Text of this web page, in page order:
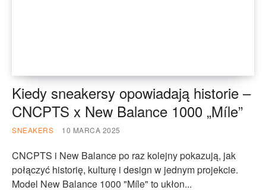
Kiedy sneakersy opowiadają historie –
CNCPTS x New Balance 1000 „Míle”
SNEAKERS 10 MARCA 2025
CNCPTS i New Balance po raz kolejny pokazują, jak
połączyć historię, kulturę i design w jednym projekcie.
Model New Balance 1000 "Míle" to ukłon...